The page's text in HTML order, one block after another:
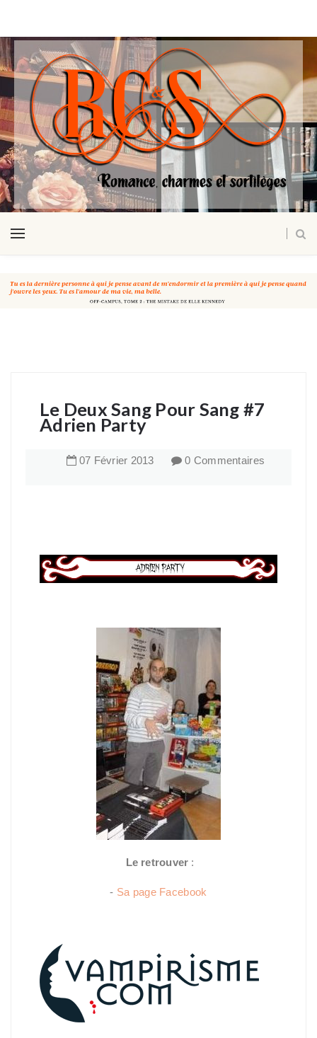
Le Deux Sang Pour Sang #7
Adrien Party
07 Février 2013 0 Commentaires
Le retrouver :
- Sa page Facebook